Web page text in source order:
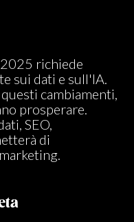
richiede
sui dati e sull'IA.
cambiamenti,
prosperare.
SEO,
di